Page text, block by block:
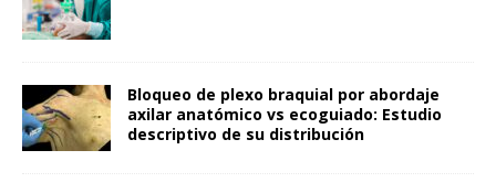
Bloqueo de plexo braquial por abordaje
axilar anatómico vs ecoguiado: Estudio
descriptivo de su distribución